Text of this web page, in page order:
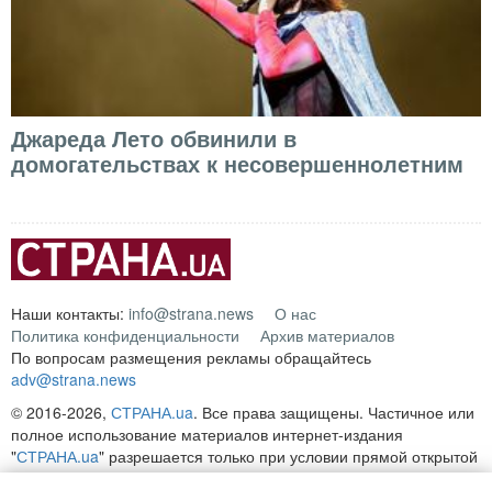
Джареда Лето обвинили в
домогательствах к несовершеннолетним
Наши контакты: info@strana.news
О нас
Политика конфиденциальности
Архив материалов
По вопросам размещения рекламы обращайтесь
adv@strana.news
© 2016-2026, СТРАНА.ua. Все права защищены. Частичное или
полное использование материалов интернет-издания
"СТРАНА.ua" разрешается только при условии прямой открытой